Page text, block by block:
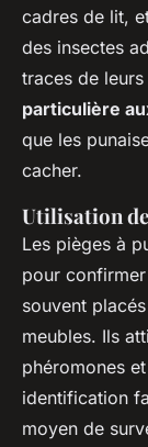
cadres de lit,
des insectes
traces de
particulière
que les
cacher.
Utilisation
Les pièges à
pour
souvent
meubles. Ils
phéromones
identification
moyen de